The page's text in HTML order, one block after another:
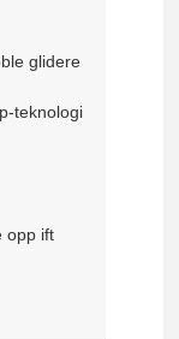
glidere
teknologi
opp ift